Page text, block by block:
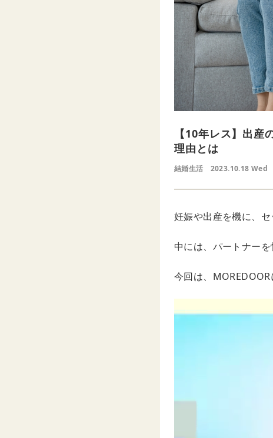
【10年レス】出
理由とは
結婚生活 2023.10.18 Wed
妊娠や出産を機に、セ
中には、パートナー
今回は、